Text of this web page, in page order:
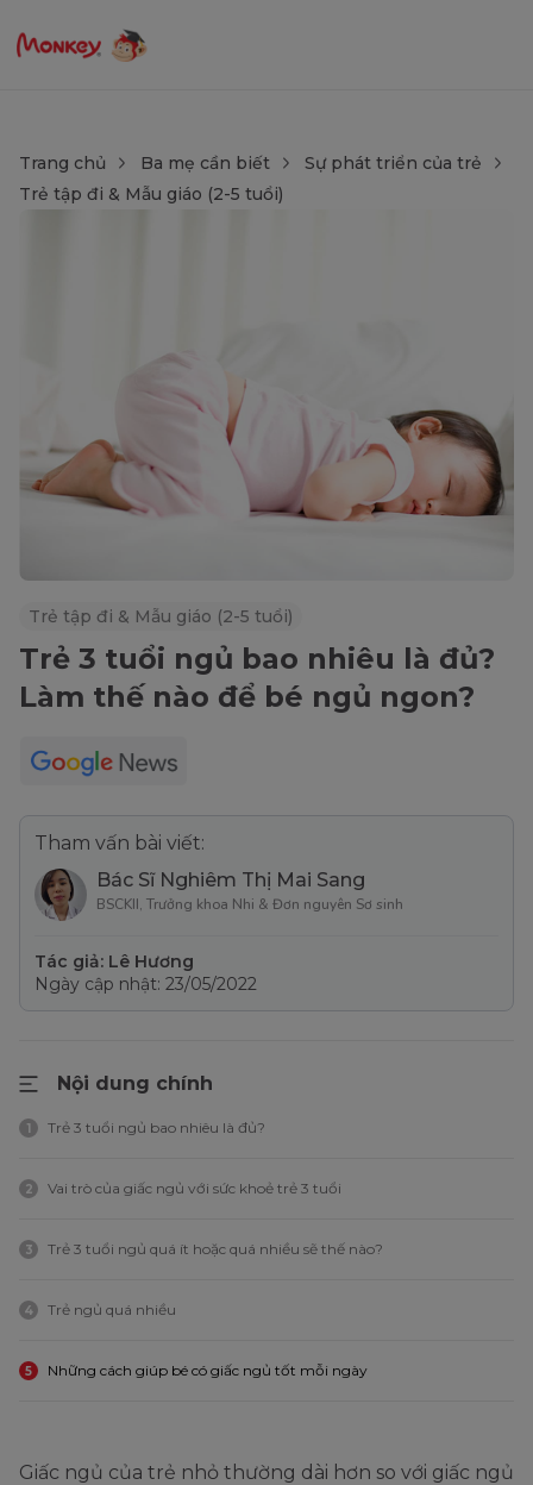
Trang chủ Ba mẹ cần biết
Sự phát triển của trẻ
Trẻ tập đi & Mẫu giáo (2-5 tuổi)
Trẻ tập đi & Mẫu giáo (2-5 tuổi)
Trẻ 3 tuổi ngủ bao nhiêu là đủ?
Làm thế nào để bé ngủ ngon?
Tham vấn bài viết:
Bác Sĩ Nghiêm Thị Mai Sang
BSCKII, Trưởng khoa Nhi & Đơn nguyên Sơ sinh
Tác giả: Lê Hương
Ngày cập nhật: 23/05/2022
Nội dung chính
1 Trẻ 3 tuổi ngủ bao nhiêu là đủ?
2 Vai trò của giấc ngủ với sức khoẻ trẻ 3 tuổi
3 Trẻ 3 tuổi ngủ quá ít hoặc quá nhiều sẽ thế nào?
4 Trẻ ngủ quá nhiều
5 Những cách giúp bé có giấc ngủ tốt mỗi ngày
Giấc ngủ của trẻ nhỏ thường dài hơn so với giấc ngủ